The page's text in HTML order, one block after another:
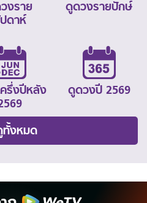
งราย
ดาห์
ดูดวงรายปักษ์
รึ่งปีหลัง
ดูดวงปี 2569
ทั้งหมด